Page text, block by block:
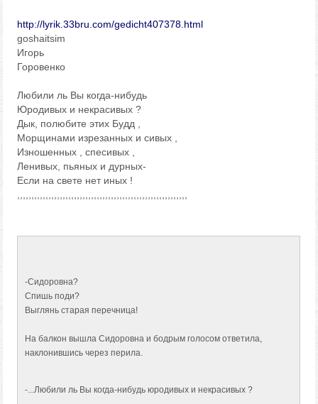
http://lyrik.33bru.com/gedicht407378.html
goshaitsim
Игорь
Горовенко
Любили ль Вы когда-нибудь
Юродивых и некрасивых ?
Дык, полюбите этих Будд ,
Морщинами изрезанных и сивых ,
Изношенных , спесивых ,
Ленивых, пьяных и дурных-
Если на свете нет иных !
-Сидоровна?
Спишь поди?
Выглянь старая перечница!
На балкон вышла Сидоровна и бодрым голосом ответила,
наклонившись через перила.
-...Любили ль Вы когда-нибудь юродивых и некрасивых ?